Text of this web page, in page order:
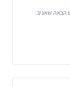
הבאה שאגיב.